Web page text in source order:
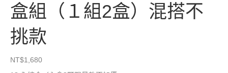
盒組（１組2盒）混搭不
挑款
NT$1,680